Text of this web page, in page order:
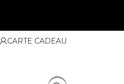
CARTE CADEAU